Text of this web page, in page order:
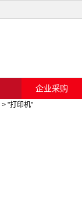
企业采购
> "打印机"